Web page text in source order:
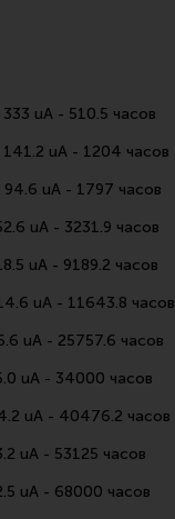
uA - 510.5 часов
uA - 1204 часов
uA - 1797 часов
uA - 3231.9 часов
uA - 9189.2 часов
uA - 11643.8 часов
uA - 25757.6 часов
uA - 34000 часов
uA - 40476.2 часов
uA - 53125 часов
uA - 68000 часов